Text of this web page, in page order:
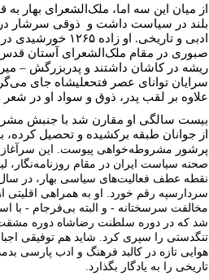
از میان این سه اما، ملک‌الشعرای بهار
بلند در سیاست داشت و ذوقی سرشار
ادبی و تاریخی. او
صبوری در مقام ملک‌الشعرای آستان
ریشه در کاشان داشتند و پدربزرگش –
سرایان توانای عصر فتحعلیشاه جای
علاوه بر لقب پدر، ذوق و سواد او در شعر
بیست سالگی او مقارن شد با جنبش
از جوانان طبقه برکشیده و تحصیل کرده،
پرشور مشروطه‌خواهی پیوست. این
صحنه سیاست ایران در مقام روزنامه‌نگار،
نقطه عطف فعالیت‌‌های سیاسی بهار، در
سردارسپه رقم خورد. او به همراهی
مخالفت سرسختانه - و البته بی‌فرجام - با
شد که در دوره سلطنت رضاشاه دوره
تنگدستی را سپری کرد. شاید هم توفیقی
هوایی تازه در کالبد فرهنگ و ادب پارسی
تاریخی را به یادگار بگذارد.